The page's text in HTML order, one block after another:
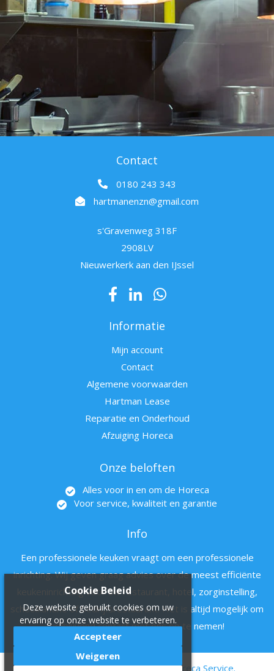
Contact
0180 243 343
hartmanenzn@gmail.com
s'Gravenweg 318F
2908LV
Nieuwerkerk aan den IJssel
Informatie
Mijn account
Contact
Algemene voorwaarden
Hartman Lease
Reparatie en Onderhoud
Afzuiging Horeca
Onze beloften
Alles voor in en om de Horeca
Voor service, kwaliteit en garantie
Info
Een professionele keuken vraagt om een professionele
inrichting. Wij geven graag advies over de meest efficiënte
keukeninrichting voor uw restaurant, hotel, zorginstelling,
schoolkantine of bedrijfsrestaurant. Het is altijd mogelijk om
vrijblijvend contact met ons op te nemen!
© 2011 - 2022 Hartman en zn Horeca Service.
Cookie Beleid
Deze website gebruikt cookies om uw
ervaring op onze website te verbeteren.
Accepteer
Weigeren